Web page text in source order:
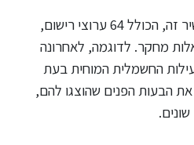
היכולת המשולבת של מכשיר זה, הכולל 64 ערוצי רישום,
מחקר. לדוגמה, לאחרונה
החשמלית המוחית בעת
הבעות הפנים שהוצגו להם,